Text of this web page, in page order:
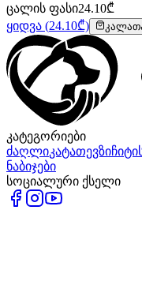
ცალის ფასი24.10₾
ყიდვა (24.10₾)
კატეგორიები
ძაღლიკატათევზიჩიტი
ნაბიჯები
სოციალური ქსელი